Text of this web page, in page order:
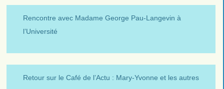
Rencontre avec Madame George Pau-Langevin à
l’Université
Retour sur le Café de l’Actu : Mary-Yvonne et les autres